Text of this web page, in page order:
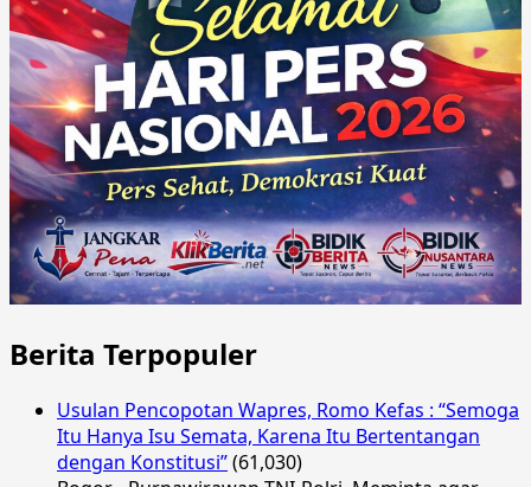
Berita Terpopuler
Usulan Pencopotan Wapres, Romo Kefas : “Semoga
Itu Hanya Isu Semata, Karena Itu Bertentangan
dengan Konstitusi”(61,030)